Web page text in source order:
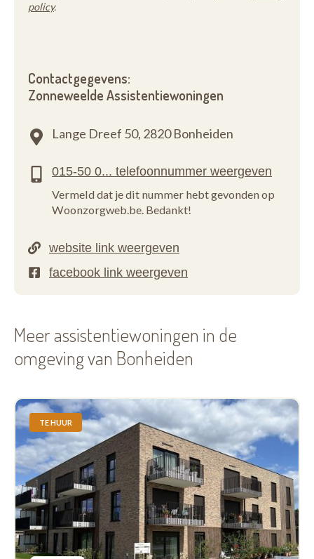
policy.
Contactgegevens:
Zonneweelde Assistentiewoningen
Lange Dreef 50, 2820 Bonheiden
Vermeld dat je dit nummer hebt gevonden op
Woonzorgweb.be. Bedankt!
Meer assistentiewoningen in de
omgeving van Bonheiden
TE HUUR